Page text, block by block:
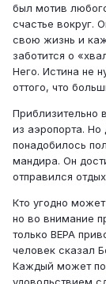
был мотив
счастье вокруг.
свою жизнь и
заботится о
Него. Истина не
оттого, что
Приблизительно
из аэропорта.
понадобилось
мандира. Он
отправился
Кто угодно
но во внимание
только ВЕРА
человек сказал
Каждый может
удовольствием